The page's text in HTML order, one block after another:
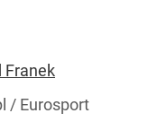
Franek
/ Eurosport